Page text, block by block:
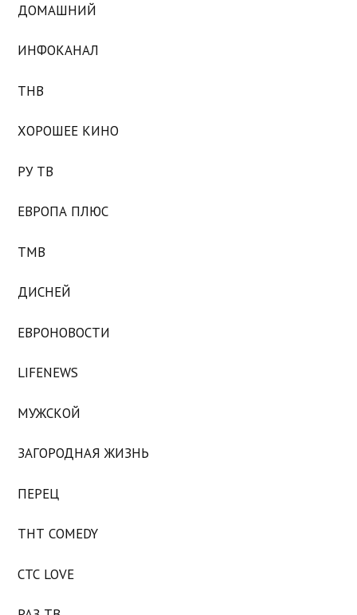
ДОМАШНИЙ
ИНФОКАНАЛ
ТНВ
ХОРОШЕЕ КИНО
РУ ТВ
ЕВРОПА ПЛЮС
ТМВ
ДИСНЕЙ
ЕВРОНОВОСТИ
LIFENEWS
МУЖСКОЙ
ЗАГОРОДНАЯ ЖИЗНЬ
ПЕРЕЦ
ТНТ COMEDY
СТС LOVE